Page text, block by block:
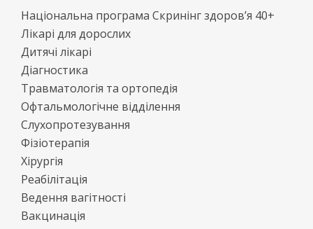
Національна програма Скринінг здоров’я 40+
Лікарі для дорослих
Дитячі лікарі
Діагностика
Травматологія та ортопедія
Офтальмологічне відділення
Слухопротезування
Фізіотерапія
Хірургія
Реабілітація
Ведення вагітності
Вакцинація